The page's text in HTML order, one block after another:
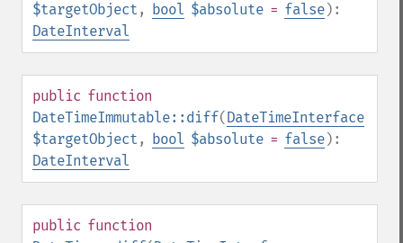
$targetObject , bool $absolute = false):
DateInterval
public function
DateTimeImmutable::diff(DateTimeInterface
$targetObject , bool $absolute = false):
DateInterval
public function